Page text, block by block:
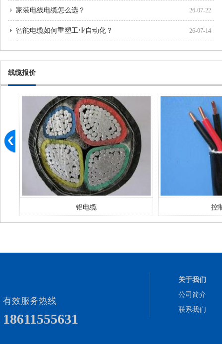
家装电线电缆怎么选？ 26-07-22
智能电缆如何重塑工业自动化？ 26-07-14
线缆报价
铝电缆 控
有效服务热线
18611555631
关于我们
公司简介
联系我们